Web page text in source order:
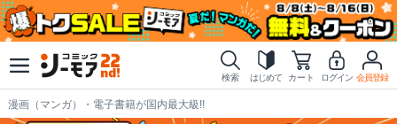
検索 はじめて カート ログイン 会員登録
漫画（マンガ）・電子書籍が国内最大級!!